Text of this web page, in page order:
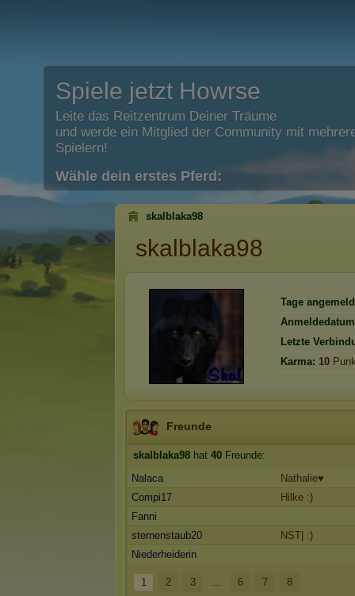
Spiele jetzt Howrse
Leite das Reitzentrum Deiner Träume
und werde ein Mitglied der Community mit
Spielern!
Wähle dein erstes Pferd:
skalblaka98
skalblaka98
Tage
Letzte
Karma: 10
Freunde
skalblaka98 hat 40 Freunde:
Nalaca
Nathalie♥
Compi17
Hilke :)
Fanni
sternenstaub20
NST| :)
Niederheiderin
1 2 3 ... 6 7 8